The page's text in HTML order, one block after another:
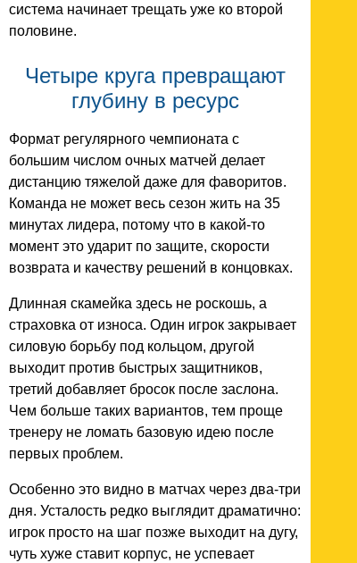
система начинает трещать уже ко второй
половине.
Четыре круга превращают
глубину в ресурс
Формат регулярного чемпионата с
большим числом очных матчей делает
дистанцию тяжелой даже для фаворитов.
Команда не может весь сезон жить на 35
минутах лидера, потому что в какой-то
момент это ударит по защите, скорости
возврата и качеству решений в концовках.
Длинная скамейка здесь не роскошь, а
страховка от износа. Один игрок закрывает
силовую борьбу под кольцом, другой
выходит против быстрых защитников,
третий добавляет бросок после заслона.
Чем больше таких вариантов, тем проще
тренеру не ломать базовую идею после
первых проблем.
Особенно это видно в матчах через два-три
дня. Усталость редко выглядит драматично:
игрок просто на шаг позже выходит на дугу,
чуть хуже ставит корпус, не успевает